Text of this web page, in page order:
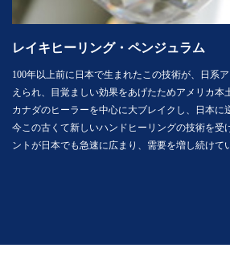
レイキヒーリング・ペンジュラム
100年以上前に日本で生まれたこの技術が、日系
えられ、目覚ましい効果をあげたためアメリカ本
カナダのヒーラーを中心に大ブレイクし、日本に
今この古くて新しいハンドヒーリングの技術を受
ントが日本でも急速に広まり、需要を増し続けて